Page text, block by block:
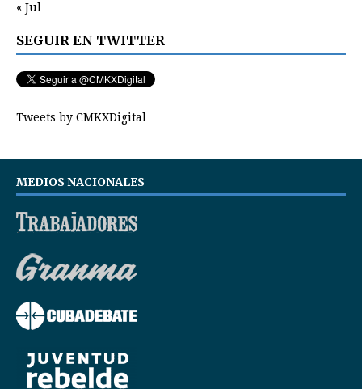
« Jul
SEGUIR EN TWITTER
Tweets by CMKXDigital
MEDIOS NACIONALES